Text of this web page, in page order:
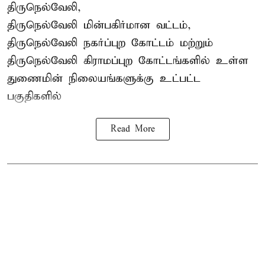
திருநெல்வேலி,
திருநெல்வேலி மின்பகிர்மான வட்டம்,
திருநெல்வேலி நகர்ப்புற கோட்டம் மற்றும்
திருநெல்வேலி கிராமப்புற கோட்டங்களில் உள்ள
துணைமின் நிலையங்களுக்கு உட்பட்ட
பகுதிகளில்
Read More